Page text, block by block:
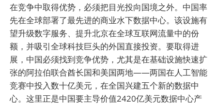
在竞争中取得优势，必须把目光投向国境之外。中国率
先在全球部署了最先进的商业水下数据中心。该设施有
望升级数字服务、提升北京在全球互联网流量中的份
额，并吸引全球科技巨头的外国直接投资。要取得进
展，中国必须找到竞争优势，尤其是在基础设施快速扩
张的阿拉伯联合酋长国和美国两地——两国在人工智能
竞赛中投入数十亿美元，在全国兴建五个新的数据中
心。这里正是中国要主导价值2420亿美元数据中心产